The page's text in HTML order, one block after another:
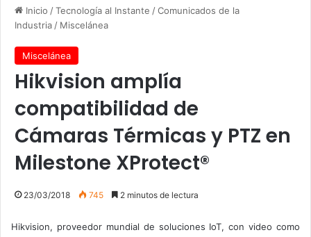
Inicio /Tecnología al Instante /Comunicados de la
Industria / Miscelánea
Miscelánea
Hikvision amplía
compatibilidad de
Cámaras Térmicas y PTZ en
Milestone XProtect®
23/03/2018 745 2 minutos de lectura
Hikvision, proveedor mundial de soluciones IoT, con video como